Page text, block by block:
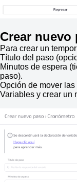
Crear nuevo
Para crear un
Título del paso
Minutos de espera
paso).
Opción de mover
Variables y crear un